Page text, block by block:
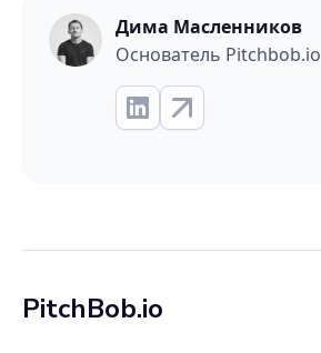
Дима Масленников
Основатель Pitchbob.io
PitchBob.io